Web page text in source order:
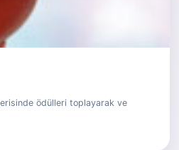
ödülleri toplayarak ve